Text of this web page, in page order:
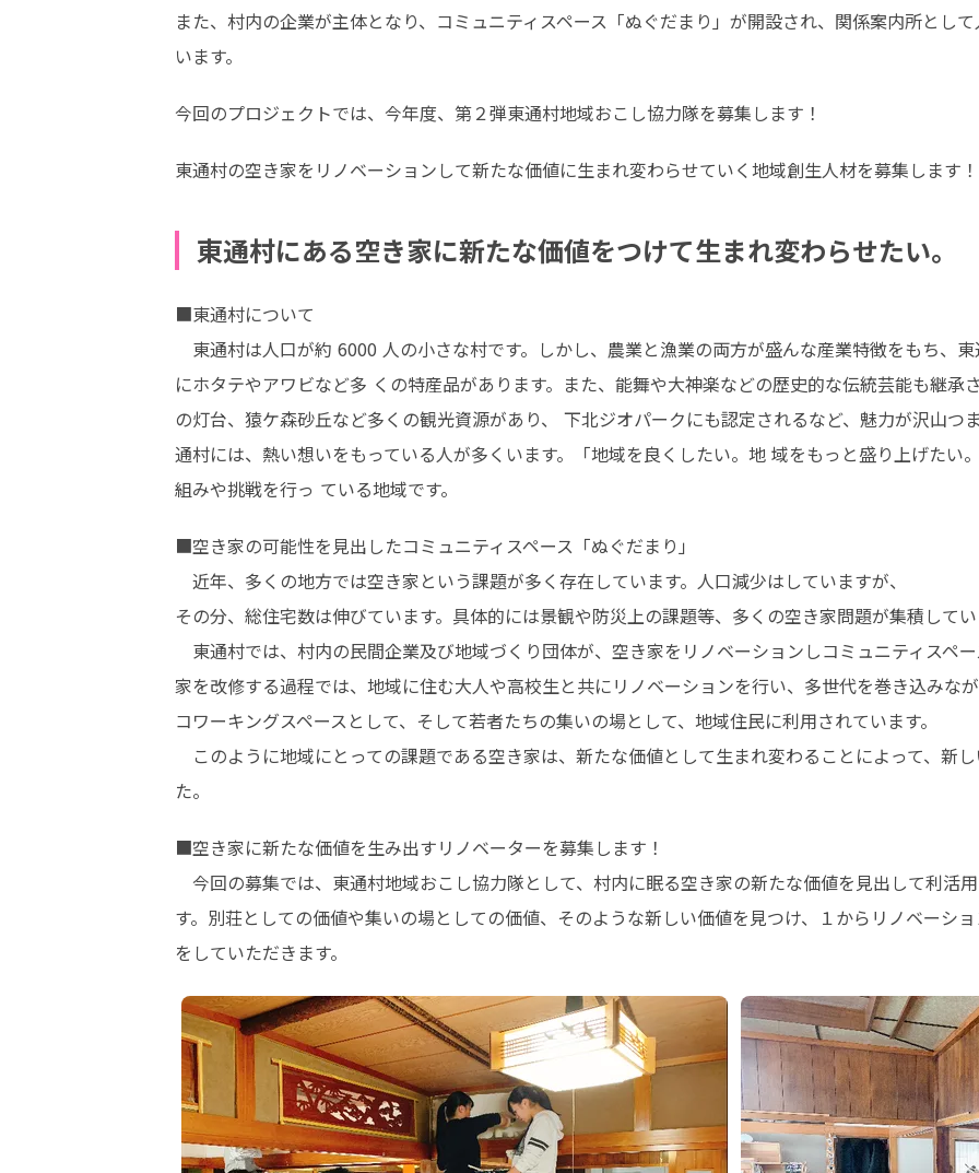
また、村内の企業が主体となり、コミュニティスペース「ぬぐだまり」が開設され、関係案内所とし
います。
今回のプロジェクトでは、今年度、第２弾東通村地域おこし協力隊を募集します！
東通村の空き家をリノベーションして新たな価値に生まれ変わらせていく地域創生人材を募集します！
東通村にある空き家に新たな価値をつけて生まれ変わらせたい。
■東通村について
東通村は人口が約 6000 人の小さな村です。しかし、農業と漁業の両方が盛んな産業特徴をもち、
にホタテやアワビなど多 くの特産品があります。また、能舞や大神楽などの歴史的な伝統芸能も継承
の灯台、猿ケ森砂丘など多くの観光資源があり、 下北ジオパークにも認定されるなど、魅力が沢山つ
通村には、熱い想いをもっている人が多くいます。「地域を良くしたい。地 域をもっと盛り上げたい
組みや挑戦を行っ ている地域です。
■空き家の可能性を見出したコミュニティスペース「ぬぐだまり」
近年、多くの地方では空き家という課題が多く存在しています。人口減少はしていますが、
その分、総住宅数は伸びています。具体的には景観や防災上の課題等、多くの空き家問題が集積して
東通村では、村内の民間企業及び地域づくり団体が、空き家をリノベーションしコミュニティスペ
家を改修する過程では、地域に住む大人や高校生と共にリノベーションを行い、多世代を巻き込みな
コワーキングスペースとして、そして若者たちの集いの場として、地域住民に利用されています。
このように地域にとっての課題である空き家は、新たな価値として生まれ変わることによって、新
た。
■空き家に新たな価値を生み出すリノベーターを募集します！
今回の募集では、東通村地域おこし協力隊として、村内に眠る空き家の新たな価値を見出して利活
す。別荘としての価値や集いの場としての価値、そのような新しい価値を見つけ、１からリノベーシ
をしていただきます。